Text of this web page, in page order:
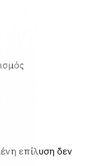
επίλυση δεν